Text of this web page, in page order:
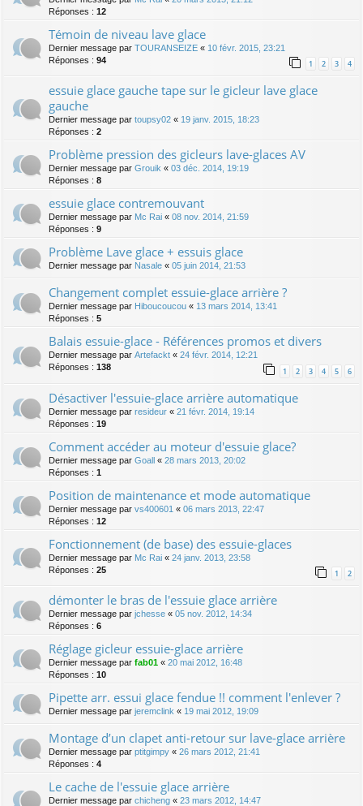
Réponses : 12
Témoin de niveau lave glace
Dernier message par TOURANSEIZE « 10 févr. 2015, 23:21
Réponses : 94 1 2 3 4
essuie glace gauche tape sur le gicleur lave glace
gauche
Dernier message par toupsy02 « 19 janv. 2015, 18:23
Réponses : 2
Problème pression des gicleurs lave-glaces AV
Dernier message par Grouik « 03 déc. 2014, 19:19
Réponses : 8
essuie glace contremouvant
Dernier message par Mc Rai « 08 nov. 2014, 21:59
Réponses : 9
Problème Lave glace + essuis glace
Dernier message par Nasale « 05 juin 2014, 21:53
Changement complet essuie-glace arrière ?
Dernier message par Hiboucoucou « 13 mars 2014, 13:41
Réponses : 5
Balais essuie-glace - Références promos et divers
Dernier message par Artefackt « 24 févr. 2014, 12:21
Réponses : 138 1 2 3 4 5 6
Désactiver l'essuie-glace arrière automatique
Dernier message par resideur « 21 févr. 2014, 19:14
Réponses : 19
Comment accéder au moteur d'essuie glace?
Dernier message par Goall « 28 mars 2013, 20:02
Réponses : 1
Position de maintenance et mode automatique
Dernier message par vs400601 « 06 mars 2013, 22:47
Réponses : 12
Fonctionnement (de base) des essuie-glaces
Dernier message par Mc Rai « 24 janv. 2013, 23:58
Réponses : 25 1 2
démonter le bras de l'essuie glace arrière
Dernier message par jchesse « 05 nov. 2012, 14:34
Réponses : 6
Réglage gicleur essuie-glace arrière
Dernier message par fab01 « 20 mai 2012, 16:48
Réponses : 10
Pipette arr. essui glace fendue !! comment l'enlever ?
Dernier message par jeremclink « 19 mai 2012, 19:09
Montage d’un clapet anti-retour sur lave-glace arrière
Dernier message par ptitgimpy « 26 mars 2012, 21:41
Réponses : 4
Le cache de l'essuie glace arrière
Dernier message par chicheng « 23 mars 2012, 14:47